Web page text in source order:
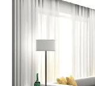
GREEN